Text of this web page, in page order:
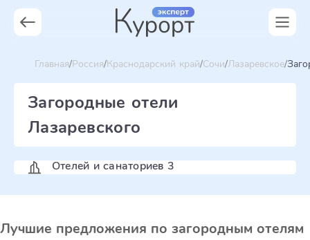
Главная Россия Краснодарский край Сочи Лазаревское
Загородные отели
Лазаревского
Отелей и санаториев 3
Лучшие предложения по загородным отелям